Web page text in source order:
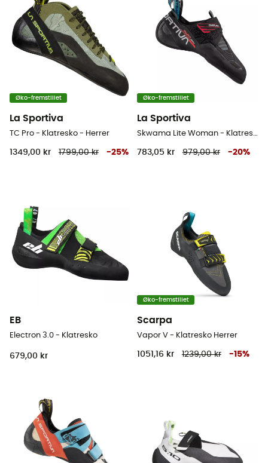
Øko-fremstillet
La Sportiva
TC Pro - Klatresko - Herrer
1349,00 kr 1799,00 kr -25%
Øko-fremstillet
La Sportiva
783,05 kr 979,00 kr -20%
EB
Electron 3.0 - Klatresko
679,00 kr
Øko-fremstillet
Scarpa
Vapor V - Klatresko Herrer
1051,16 kr 1239,00 kr -15%